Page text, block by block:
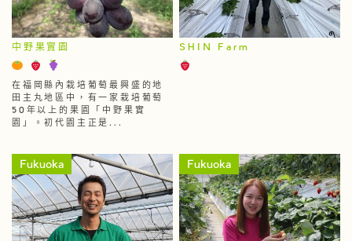
中野果實園
在福岡縣內栽培葡萄最興盛的地
田主丸地區中，有一家栽培葡萄
50年以上的果園「中野果實
園」。初代園主正是...
SHIN Farm
Fukuoka Fukuoka